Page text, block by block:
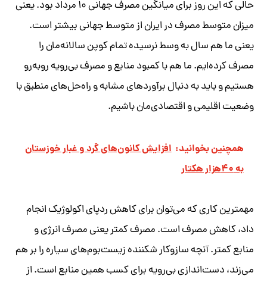
حالی که این روز برای میانگین مصرف جهانی ۱۰ مرداد بود. یعنی
میزان متوسط مصرف در ایران از متوسط جهانی بیشتر است.
یعنی ما هم سال به وسط نرسیده تمام کوپن سالانه‌مان را
مصرف کرده‌ایم. ما هم با کمبود منابع و مصرف بی‌رویه روبه‌رو
هستیم و باید به دنبال برآوردهای مشابه و راه‌حل‌های منطبق با
وضعیت اقلیمی و اقتصادی‌مان باشیم.
همچنین بخوانید: افزایش کانون‌های گرد و غبار خوزستان
به ۴۰هزار هکتار
مهمترین کاری که می‌توان برای کاهش ردپای اکولوژیک انجام
داد، کاهش مصرف است. مصرف کمتر یعنی مصرف انرژی و
منابع کمتر. آنچه سازوکار شکننده زیست‌بوم‌های سیاره را بر هم
می‌زند، دست‌اندازی بی‌رویه برای کسب همین منابع است. از